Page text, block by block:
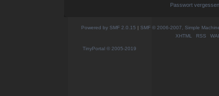
Passwort
Powered by SMF 2.0.15 | SMF © 2006-2007, Simple
XHTML
RSS
TinyPortal © 2005-2019